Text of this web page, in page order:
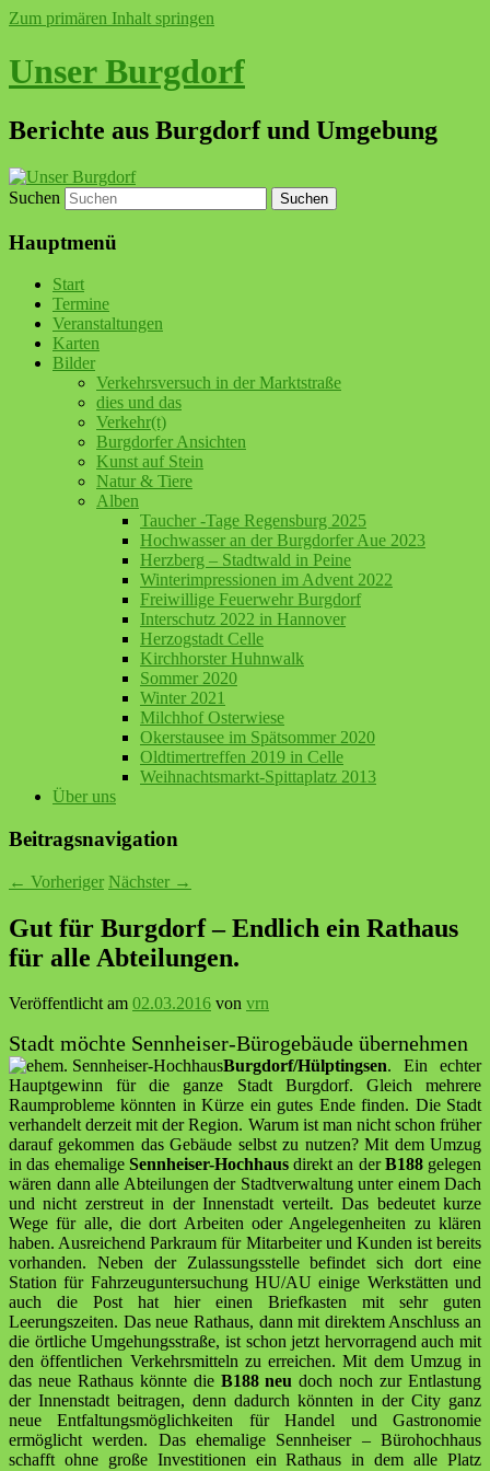
Zum primären Inhalt springen
Unser Burgdorf
Berichte aus Burgdorf und Umgebung
Suchen
Hauptmenü
Start
Termine
Veranstaltungen
Karten
Bilder
Verkehrsversuch in der Marktstraße
dies und das
Verkehr(t)
Burgdorfer Ansichten
Kunst auf Stein
Natur & Tiere
Alben
Taucher -Tage Regensburg 2025
Hochwasser an der Burgdorfer Aue 2023
Herzberg – Stadtwald in Peine
Winterimpressionen im Advent 2022
Freiwillige Feuerwehr Burgdorf
Interschutz 2022 in Hannover
Herzogstadt Celle
Kirchhorster Huhnwalk
Sommer 2020
Winter 2021
Milchhof Osterwiese
Okerstausee im Spätsommer 2020
Oldtimertreffen 2019 in Celle
Weihnachtsmarkt-Spittaplatz 2013
Über uns
Beitragsnavigation
← Vorheriger Nächster →
Gut für Burgdorf – Endlich ein Rathaus
für alle Abteilungen.
Veröffentlicht am 02.03.2016 von vrn
Stadt möchte Sennheiser-Bürogebäude übernehmen
Burgdorf/Hülptingsen. Ein echter
Hauptgewinn für die ganze Stadt Burgdorf. Gleich mehrere
Raumprobleme könnten in Kürze ein gutes Ende finden. Die Stadt
verhandelt derzeit mit der Region. Warum ist man nicht schon früher
darauf gekommen das Gebäude selbst zu nutzen? Mit dem Umzug
in das ehemalige Sennheiser-Hochhausdirekt an derB188gelegen
wären dann alle Abteilungen der Stadtverwaltung unter einem Dach
und nicht zerstreut in der Innenstadt verteilt. Das bedeutet kurze
Wege für alle, die dort Arbeiten oder Angelegenheiten zu klären
haben. Ausreichend Parkraum für Mitarbeiter und Kunden ist bereits
vorhanden. Neben der Zulassungsstelle befindet sich dort eine
Station für Fahrzeuguntersuchung HU/AU einige Werkstätten und
auch die Post hat hier einen Briefkasten mit sehr guten
Leerungszeiten. Das neue Rathaus, dann mit direktem Anschluss an
die örtliche Umgehungsstraße, ist schon jetzt hervorragend auch mit
den öffentlichen Verkehrsmitteln zu erreichen. Mit dem Umzug in
das neue Rathaus könnte die B188 neu doch noch zur Entlastung
der Innenstadt beitragen, denn dadurch könnten in der City ganz
neue Entfaltungsmöglichkeiten für Handel und Gastronomie
ermöglicht werden. Das ehemalige Sennheiser – Bürohochhaus
schafft ohne große Investitionen ein Rathaus in dem alle Platz